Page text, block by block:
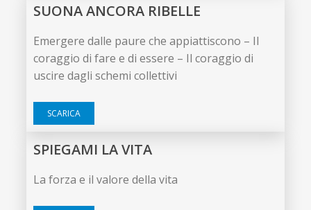
SUONA ANCORA RIBELLE
Emergere dalle paure che appiattiscono – Il
coraggio di fare e di essere – Il coraggio di
uscire dagli schemi collettivi
SCARICA
SPIEGAMI LA VITA
La forza e il valore della vita